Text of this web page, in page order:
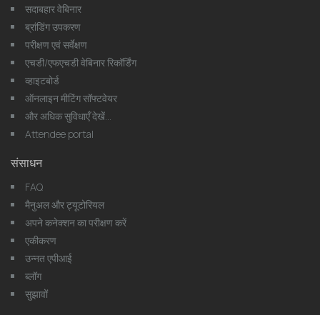
सदाबहार वेबिनार
ब्रांडिंग उपकरण
परीक्षण एवं सर्वेक्षण
एचडी/एफएचडी वेबिनार रिकॉर्डिंग
व्हाइटबोर्ड
ऑनलाइन मीटिंग सॉफ्टवेयर
और अधिक सुविधाएँ देखें...
Attendee portal
संसाधन
FAQ
मैनुअल और ट्यूटोरियल
अपने कनेक्शन का परीक्षण करें
एकीकरण
उन्नत एपीआई
ब्लॉग
सुझावों